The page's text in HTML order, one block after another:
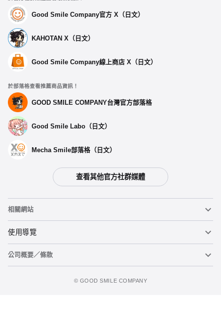
Good Smile Company官方 X（日文）
KAHOTAN X（日文）
Good Smile Company線上商店 X（日文）
於部落格查看推薦商品資訊！
GOOD SMILE COMPANY台灣官方部落格
Good Smile Labo（日文）
Mecha Smile部落格（日文）
查看其他官方社群媒體
相關網站
黏土人
黏土人臉部製造機（英文）
使用導覽
重要公告
公司概要／條款
©️ GOOD SMILE COMPANY